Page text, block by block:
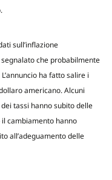
sull’inflazione
che probabilmente
ha fatto salire i
americano. Alcuni
tassi hanno subito delle
cambiamento hanno
all’adeguamento delle